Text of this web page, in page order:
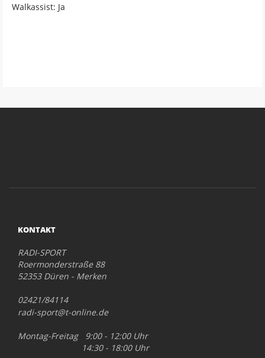
Walkassist: Ja
KONTAKT
RADI-SPORT
Roermonderstraße 88
52353 Düren - Merken
02421/84114
radi-sport@t-online.de
Montag-Freitag 9:00 - 12:00 Uhr
14:30 - 18:00 Uhr